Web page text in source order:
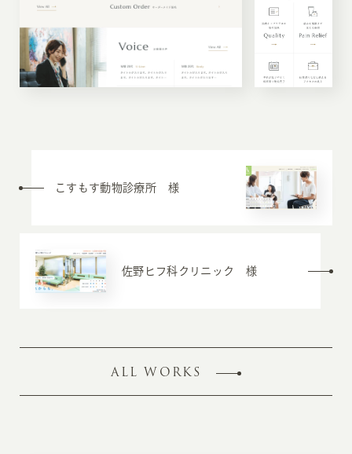
こすもす動物診療所 様
佐野ヒフ科クリニック 様
ALL WORKS